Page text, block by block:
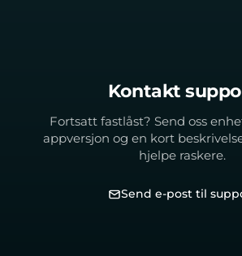
Kontakt
Fortsatt fastlåst? Send oss
appversjon og en kort
hjelpe raskere.
Send e-post til